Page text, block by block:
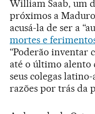
William Saab, um
próximos a
acusá-la de ser a
mortes e
“Poderão inventar
até o último alento
seus colegas
razões por trás da